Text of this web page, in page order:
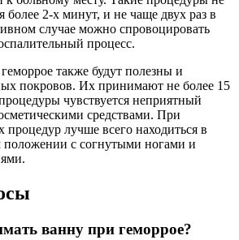
более 2-х минут, и не чаще двух раз в
случае можно спровоцировать
процесс.
также будут полезны и
покровов. Их принимают не более 15
чувствуется неприятный
средствами. При
лучше всего находиться в
положении с согнутыми ногами и
ванну при геморрое?